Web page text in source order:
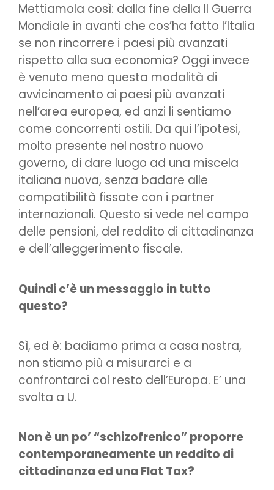
Mettiamola così: dalla fine della II Guerra
Mondiale in avanti che cos’ha fatto l’Italia
se non rincorrere i paesi più avanzati
rispetto alla sua economia? Oggi invece
è venuto meno questa modalità di
avvicinamento ai paesi più avanzati
nell’area europea, ed anzi li sentiamo
come concorrenti ostili. Da qui l’ipotesi,
molto presente nel nostro nuovo
governo, di dare luogo ad una miscela
italiana nuova, senza badare alle
compatibilità fissate con i partner
internazionali. Questo si vede nel campo
delle pensioni, del reddito di cittadinanza
e dell’alleggerimento fiscale.
Quindi c’è un messaggio in tutto
questo?
Sì, ed è: badiamo prima a casa nostra,
non stiamo più a misurarci e a
confrontarci col resto dell’Europa. E’ una
svolta a U.
Non è un po’ “schizofrenico” proporre
contemporaneamente un reddito di
cittadinanza ed una Flat Tax?